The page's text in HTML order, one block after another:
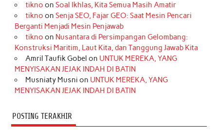
b
o
k
a
r
a
m
o
k
e
r
e
s
t
e
d
I
n
t
r
u
e
tikno on Soal Ikhlas, Kita Semua Masih Amatir
tikno on Senja SEO, Fajar GEO: Saat Mesin Pencari
Berganti Menjadi Mesin Penjawab
tikno on Nusantara di Persimpangan Gelombang:
Konstruksi Maritim, Laut Kita, dan Tanggung Jawab Kita
Amril Taufik Gobel on UNTUK MEREKA, YANG
MENYISAKAN JEJAK INDAH DI BATIN
Musniaty Musni on UNTUK MEREKA, YANG
MENYISAKAN JEJAK INDAH DI BATIN
POSTING TERAKHIR